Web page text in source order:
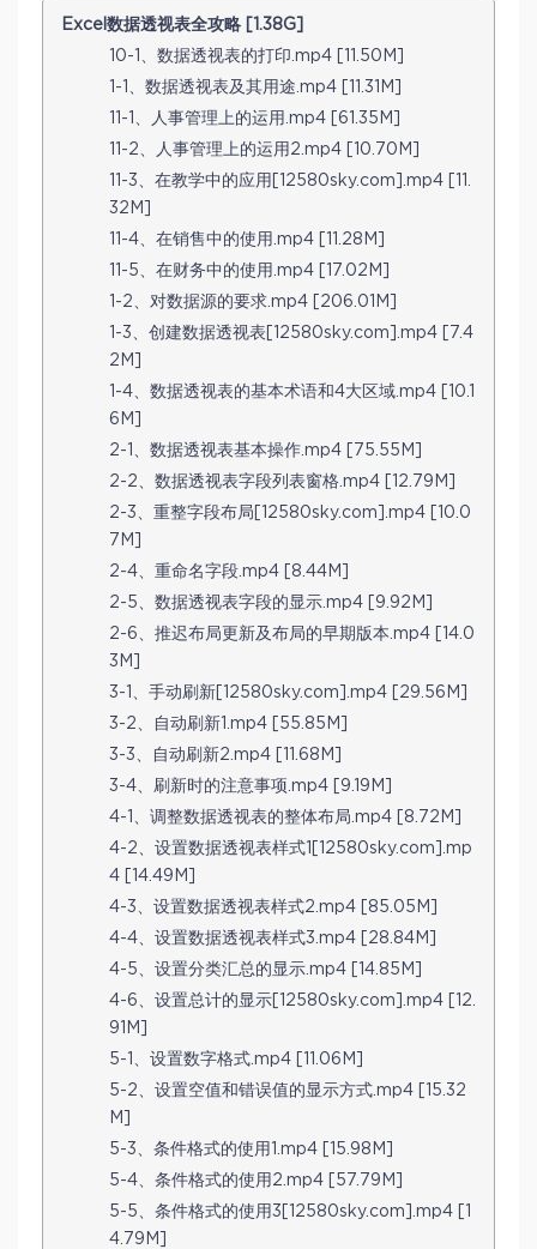
Excel数据透视表全攻略 [1.38G]
10-1、数据透视表的打印.mp4 [11.50M]
1-1、数据透视表及其用途.mp4 [11.31M]
11-1、人事管理上的运用.mp4 [61.35M]
11-2、人事管理上的运用2.mp4 [10.70M]
11-3、在教学中的应用[12580sky.com].mp4 [11.
32M]
11-4、在销售中的使用.mp4 [11.28M]
11-5、在财务中的使用.mp4 [17.02M]
1-2、对数据源的要求.mp4 [206.01M]
1-3、创建数据透视表[12580sky.com].mp4 [7.4
2M]
1-4、数据透视表的基本术语和4大区域.mp4 [10.1
6M]
2-1、数据透视表基本操作.mp4 [75.55M]
2-2、数据透视表字段列表窗格.mp4 [12.79M]
2-3、重整字段布局[12580sky.com].mp4 [10.0
7M]
2-4、重命名字段.mp4 [8.44M]
2-5、数据透视表字段的显示.mp4 [9.92M]
2-6、推迟布局更新及布局的早期版本.mp4 [14.0
3M]
3-1、手动刷新[12580sky.com].mp4 [29.56M]
3-2、自动刷新1.mp4 [55.85M]
3-3、自动刷新2.mp4 [11.68M]
3-4、刷新时的注意事项.mp4 [9.19M]
4-1、调整数据透视表的整体布局.mp4 [8.72M]
4-2、设置数据透视表样式1[12580sky.com].mp
4 [14.49M]
4-3、设置数据透视表样式2.mp4 [85.05M]
4-4、设置数据透视表样式3.mp4 [28.84M]
4-5、设置分类汇总的显示.mp4 [14.85M]
4-6、设置总计的显示[12580sky.com].mp4 [12.
91M]
5-1、设置数字格式.mp4 [11.06M]
5-2、设置空值和错误值的显示方式.mp4 [15.32
M]
5-3、条件格式的使用1.mp4 [15.98M]
5-4、条件格式的使用2.mp4 [57.79M]
5-5、条件格式的使用3[12580sky.com].mp4 [1
4.79M]